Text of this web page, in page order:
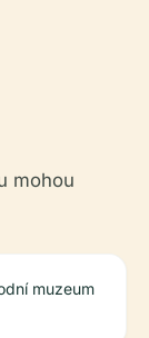
mohou
muzeum